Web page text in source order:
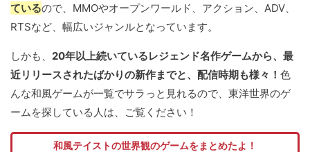
ているので、MMOやオープンワールド、アクション、ADV、
RTSなど、幅広いジャンルとなっています。
しかも、 20年以上続いているレジェンド名作ゲームから、最
近リリースされたばかりの新作までと、配信時期も様々！ 色
んな和風ゲームが一覧でサラっと見れるので、東洋世界のゲ
ームを探している人は、ご覧ください！
和風テイストの世界観のゲームをまとめたよ！